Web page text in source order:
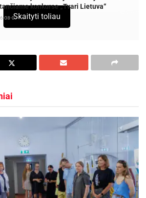
konkurse „Tvari Lietuva“
08-07
ar sode, akies nedžiugina po
ar sodo baldai. Prieš
impregnantais bei nauju
specialistai rekomenduoja juos
Šiam darbui paprastai
laiko, todėl statybų
linksniuojama efektyvi
– sausasis ledas. Šalto ledo
namą restauravusiems
Skaityti toliau